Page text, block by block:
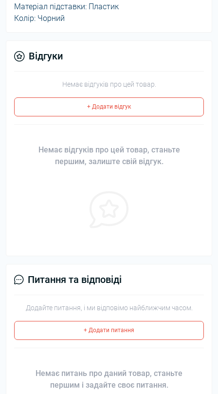
Матеріал підставки: Пластик
Колір: Чорний
Відгуки
Немає відгуків про цей товар.
+ Додати відгук
Немає відгуків про цей товар, станьте
першим, залиште свій відгук.
Питання та відповіді
Додайте питання, і ми відповімо найближчим часом.
+ Додати питання
Немає питань про даний товар, станьте
першим і задайте своє питання.